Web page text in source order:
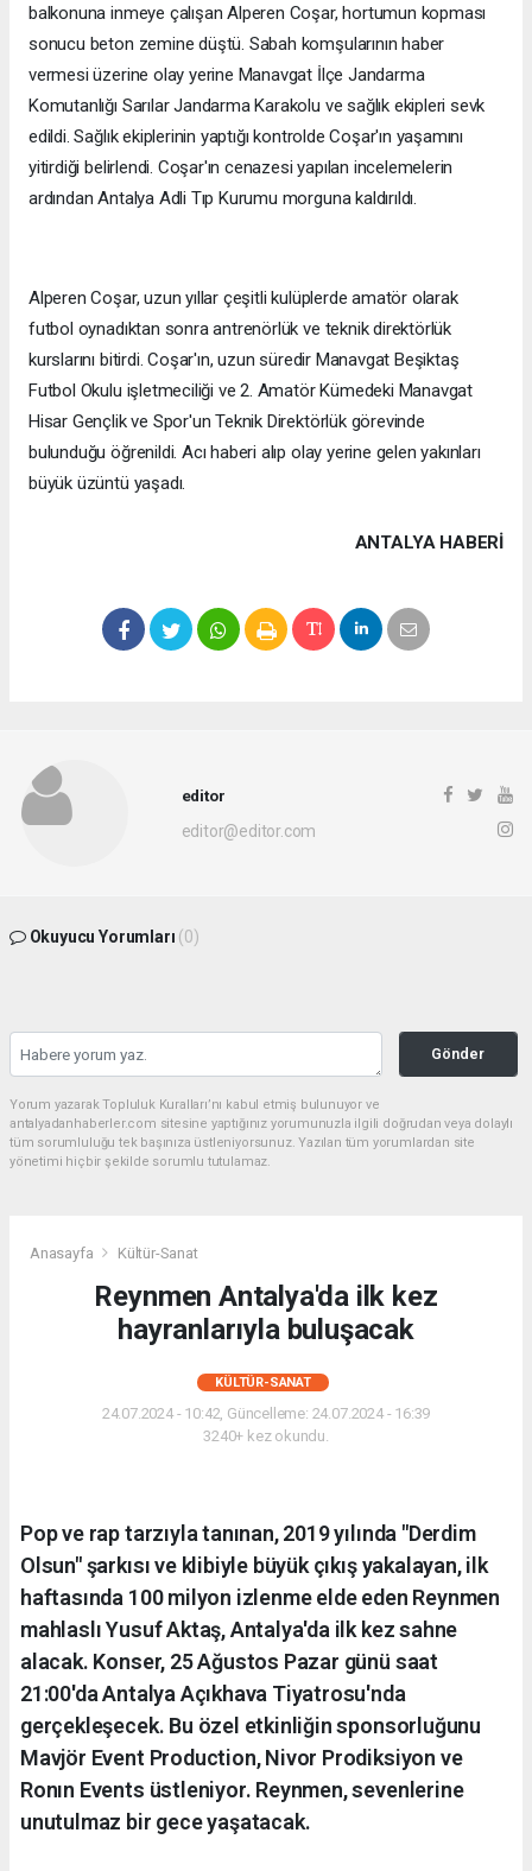
balkonuna inmeye çalışan Alperen Coşar, hortumun kopması
sonucu beton zemine düştü. Sabah komşularının haber
vermesi üzerine olay yerine Manavgat İlçe Jandarma
Komutanlığı Sarılar Jandarma Karakolu ve sağlık ekipleri sevk
edildi. Sağlık ekiplerinin yaptığı kontrolde Coşar'ın yaşamını
yitirdiği belirlendi. Coşar'ın cenazesi yapılan incelemelerin
ardından Antalya Adli Tıp Kurumu morguna kaldırıldı.
Alperen Coşar, uzun yıllar çeşitli kulüplerde amatör olarak
futbol oynadıktan sonra antrenörlük ve teknik direktörlük
kurslarını bitirdi. Coşar'ın, uzun süredir Manavgat Beşiktaş
Futbol Okulu işletmeciliği ve 2. Amatör Kümedeki Manavgat
Hisar Gençlik ve Spor'un Teknik Direktörlük görevinde
bulunduğu öğrenildi. Acı haberi alıp olay yerine gelen yakınları
büyük üzüntü yaşadı.
ANTALYA HABERİ
editor
editor@editor.com
Okuyucu Yorumları (0)
Gönder
Yorum yazarak Topluluk Kuralları’nı kabul etmiş bulunuyor ve
antalyadanhaberler.com sitesine yaptığınız yorumunuzla ilgili doğrudan veya dolaylı
tüm sorumluluğu tek başınıza üstleniyorsunuz. Yazılan tüm yorumlardan site
yönetimi hiçbir şekilde sorumlu tutulamaz.
Anasayfa Kültür-Sanat
Reynmen Antalya'da ilk kez
hayranlarıyla buluşacak
KÜLTÜR-SANAT
24.07.2024 - 10:42, Güncelleme: 24.07.2024 - 16:39
3240+ kez okundu.
Pop ve rap tarzıyla tanınan, 2019 yılında "Derdim
Olsun" şarkısı ve klibiyle büyük çıkış yakalayan, ilk
haftasında 100 milyon izlenme elde eden Reynmen
mahlaslı Yusuf Aktaş, Antalya'da ilk kez sahne
alacak. Konser, 25 Ağustos Pazar günü saat
21:00'da Antalya Açıkhava Tiyatrosu'nda
gerçekleşecek. Bu özel etkinliğin sponsorluğunu
Mavjör Event Production, Nivor Prodiksiyon ve
Ronın Events üstleniyor. Reynmen, sevenlerine
unutulmaz bir gece yaşatacak.